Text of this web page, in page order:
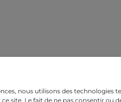
nous utilisons des
site. Le fait de ne pas consentir